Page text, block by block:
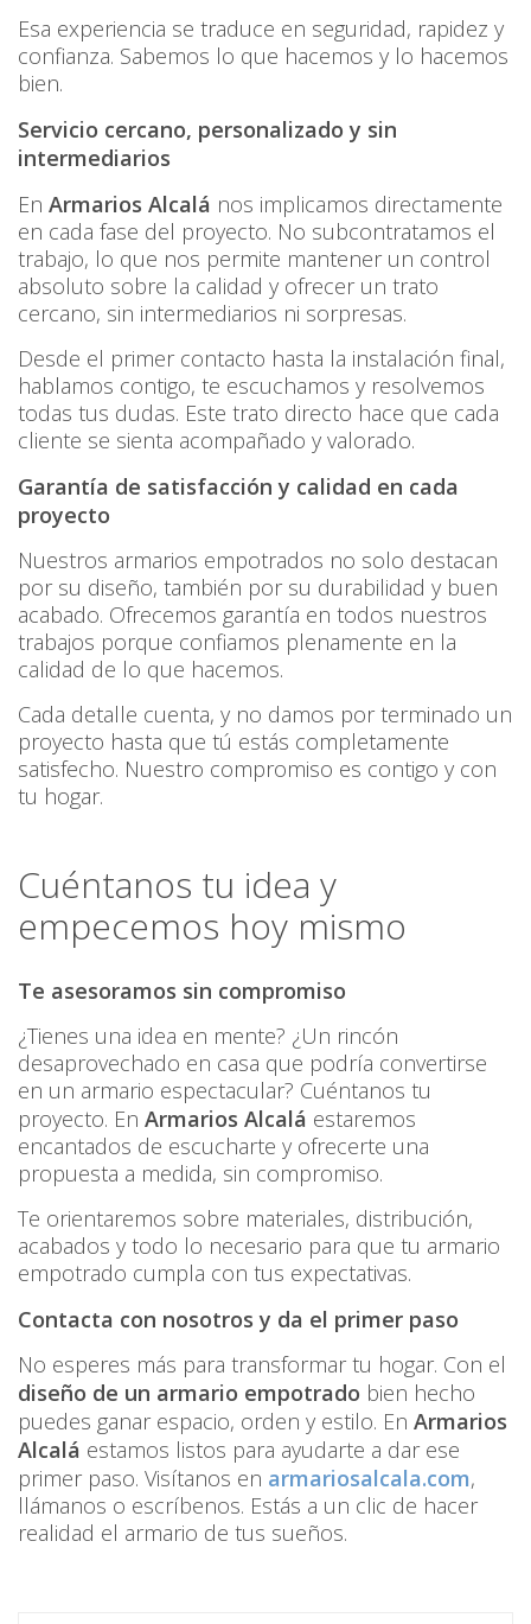
Esa experiencia se traduce en seguridad, rapidez y
confianza. Sabemos lo que hacemos y lo hacemos
bien.
Servicio cercano, personalizado y sin
intermediarios
En Armarios Alcalá nos implicamos directamente
en cada fase del proyecto. No subcontratamos el
trabajo, lo que nos permite mantener un control
absoluto sobre la calidad y ofrecer un trato
cercano, sin intermediarios ni sorpresas.
Desde el primer contacto hasta la instalación final,
hablamos contigo, te escuchamos y resolvemos
todas tus dudas. Este trato directo hace que cada
cliente se sienta acompañado y valorado.
Garantía de satisfacción y calidad en cada
proyecto
Nuestros armarios empotrados no solo destacan
por su diseño, también por su durabilidad y buen
acabado. Ofrecemos garantía en todos nuestros
trabajos porque confiamos plenamente en la
calidad de lo que hacemos.
Cada detalle cuenta, y no damos por terminado un
proyecto hasta que tú estás completamente
satisfecho. Nuestro compromiso es contigo y con
tu hogar.
Cuéntanos tu idea y
empecemos hoy mismo
Te asesoramos sin compromiso
¿Tienes una idea en mente? ¿Un rincón
desaprovechado en casa que podría convertirse
en un armario espectacular? Cuéntanos tu
proyecto. En Armarios Alcalá estaremos
encantados de escucharte y ofrecerte una
propuesta a medida, sin compromiso.
Te orientaremos sobre materiales, distribución,
acabados y todo lo necesario para que tu armario
empotrado cumpla con tus expectativas.
Contacta con nosotros y da el primer paso
No esperes más para transformar tu hogar. Con el
diseño de un armario empotrado bien hecho
puedes ganar espacio, orden y estilo. En Armarios
Alcalá estamos listos para ayudarte a dar ese
primer paso. Visítanos en armariosalcala.com,
llámanos o escríbenos. Estás a un clic de hacer
realidad el armario de tus sueños.